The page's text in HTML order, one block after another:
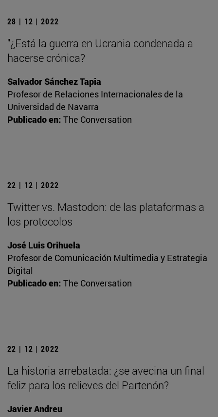
28 | 12 | 2022
"¿Está la guerra en Ucrania condenada a
hacerse crónica?
Salvador Sánchez Tapia
Profesor de Relaciones Internacionales de la
Universidad de Navarra
Publicado en: The Conversation
22 | 12 | 2022
Twitter vs. Mastodon: de las plataformas a
los protocolos
José Luis Orihuela
Profesor de Comunicación Multimedia y Estrategia
Digital
Publicado en: The Conversation
22 | 12 | 2022
La historia arrebatada: ¿se avecina un final
feliz para los relieves del Partenón?
Javier Andreu